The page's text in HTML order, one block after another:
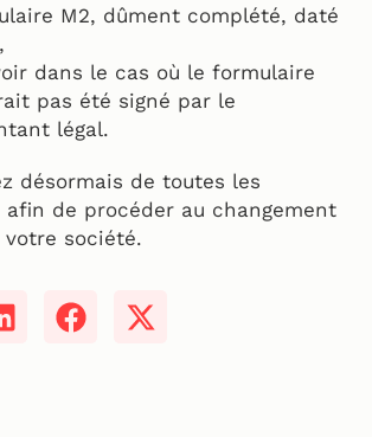
M2, dûment complété, daté
dans le cas où le formulaire
pas été signé par le
légal.
désormais de toutes les
de procéder au changement
votre société.